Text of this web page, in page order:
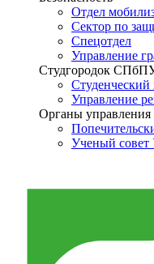
Отдел
Сектор по
Спецотдел
Управление
Студгородок
Управление
Органы управления
Ученый совет